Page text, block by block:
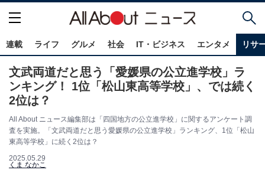
連載 ライフ グルメ 社会 IT・ビジネス エンタメ リサ
文武両道だと思う「愛媛県の公立進学校」ラ
ンキング！ 1位「松山東高等学校」、では続く
2位は？
All About ニュース編集部は「四国地方の公立進学校」に関するアンケート調
査を実施。「文武両道だと思う愛媛県の公立進学校」ランキング、1位「松山
東高等学校」に続く2位は？
2025.05.29
くま なかこ